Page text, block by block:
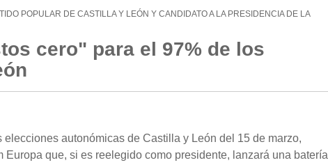
POPULAR DE CASTILLA Y LEÓN Y CANDIDATO A LA PRESIDENCIA DE LA
cero" para el 97% de los
autonómicas de Castilla y León del 15 de marzo,
que, si es reelegido como presidente, lanzará una batería